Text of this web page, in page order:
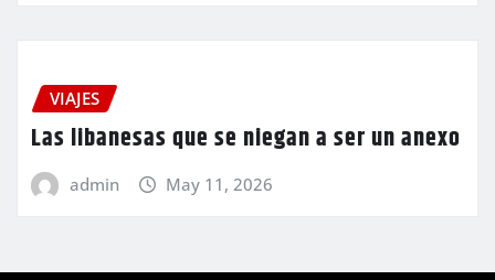
VIAJES
Las libanesas que se niegan a ser un anexo
admin May 11, 2026